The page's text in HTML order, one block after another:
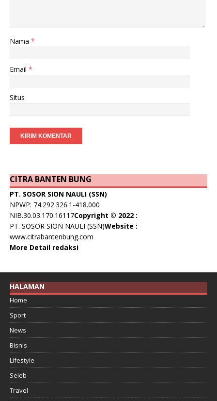
Nama *
Email *
Situs
CITRA BANTEN BUNG
PT. SOSOR SION NAULI (SSN)
NPWP: 74.292.326.1-418.000
NIB.30.03.170.16117Copyright © 2022 :
PT. SOSOR SION NAULI (SSN)Website :
www.citrabantenbung.com
More Detail redaksi
HALAMAN
Home
Sport
News
Bisnis
Lifestyle
Seleb
Travel